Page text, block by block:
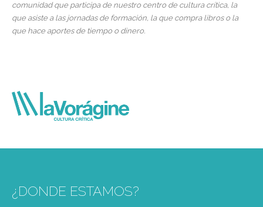
comunidad que participa de nuestro centro de cultura crítica, la
que asiste a las jornadas de formación, la que compra libros o la
que hace aportes de tiempo o dinero.
¿DONDE ESTAMOS?